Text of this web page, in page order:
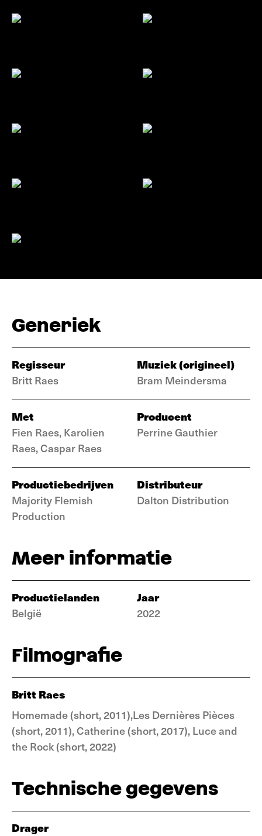
Generiek
Regisseur
Britt Raes
Muziek (origineel)
Bram Meindersma
Met
Fien Raes, Karolien
Raes, Caspar Raes
Producent
Perrine Gauthier
Productiebedrijven
Majority Flemish
Production
Distributeur
Dalton Distribution
Meer informatie
Productielanden
België
Jaar
2022
Filmografie
Britt Raes
Homemade (short, 2011),Les Dernières Pièces
(short, 2011), Catherine (short, 2017), Luce and
the Rock (short, 2022)
Technische gegevens
Drager